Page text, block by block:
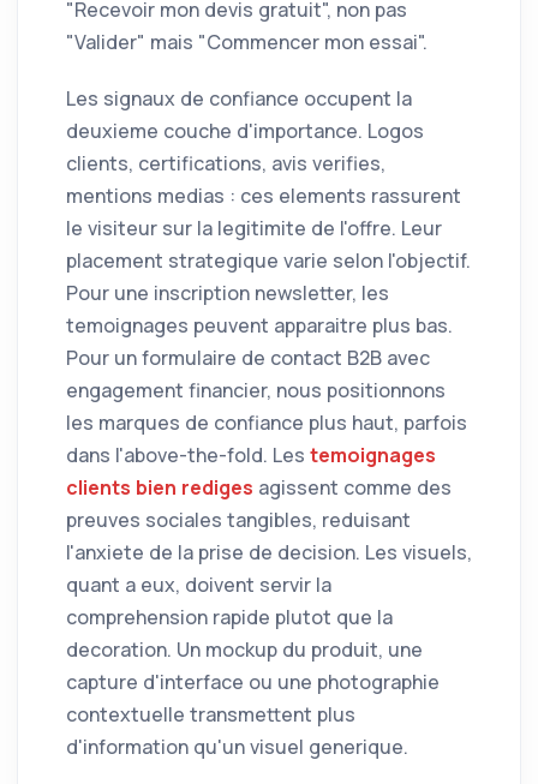
"Recevoir mon devis gratuit", non pas
"Valider" mais "Commencer mon essai".
Les signaux de confiance occupent la
deuxieme couche d'importance. Logos
clients, certifications, avis verifies,
mentions medias : ces elements rassurent
le visiteur sur la legitimite de l'offre. Leur
placement strategique varie selon l'objectif.
Pour une inscription newsletter, les
temoignages peuvent apparaitre plus bas.
Pour un formulaire de contact B2B avec
engagement financier, nous positionnons
les marques de confiance plus haut, parfois
dans l'above-the-fold. Les temoignages
clients bien rediges agissent comme des
preuves sociales tangibles, reduisant
l'anxiete de la prise de decision. Les visuels,
quant a eux, doivent servir la
comprehension rapide plutot que la
decoration. Un mockup du produit, une
capture d'interface ou une photographie
contextuelle transmettent plus
d'information qu'un visuel generique.